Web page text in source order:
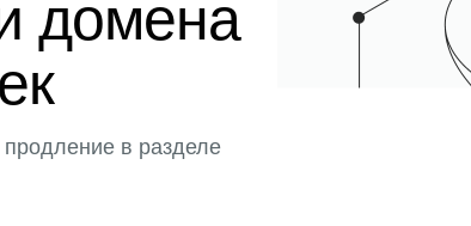
домена
в разделе